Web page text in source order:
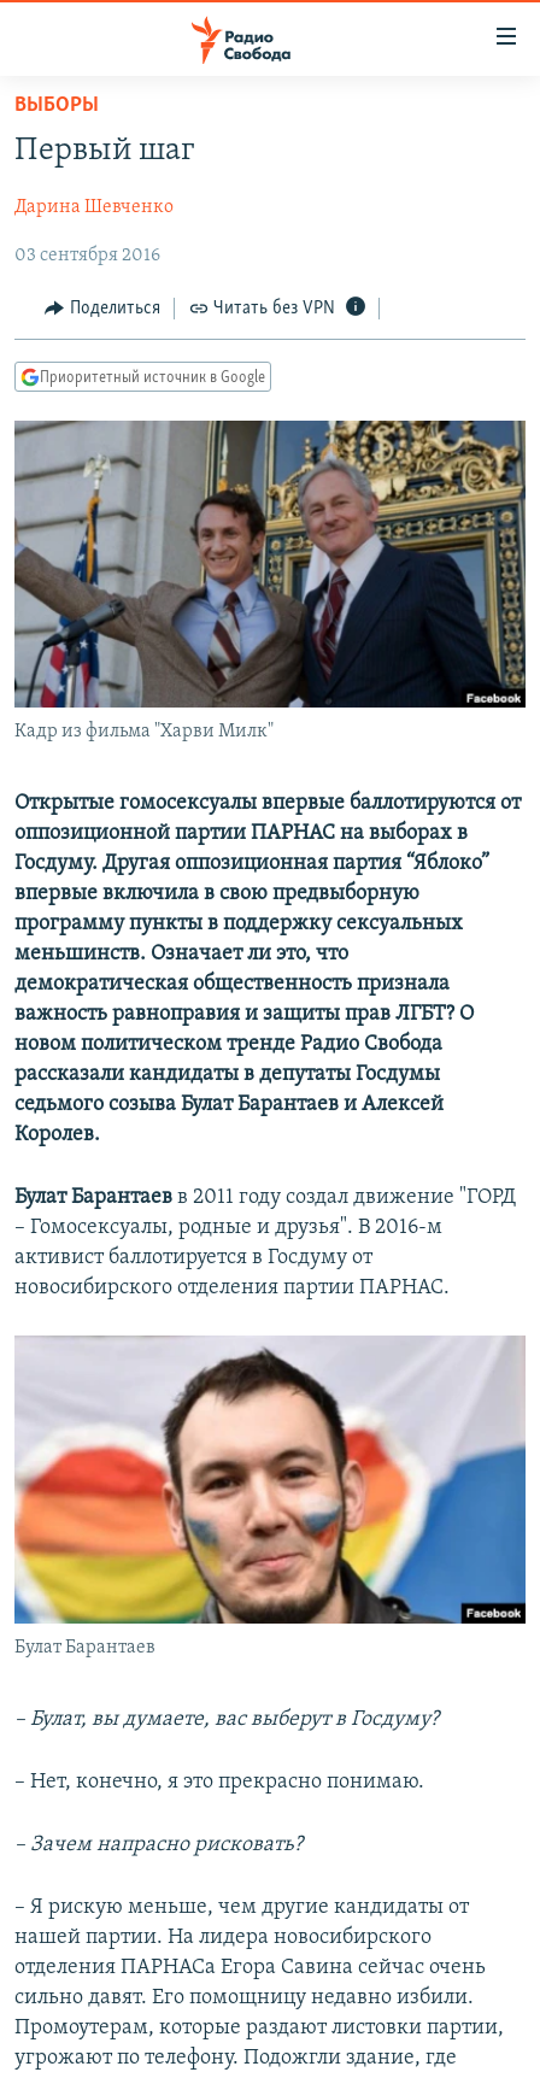
упрощенного
доступа
содержанию
Вернутся
главной
навигации
Вернутся
поиску
ПОДКАСТЫ
АВТОРСКИЕ ПРОЕКТЫ
ЦИТАТЫ СВОБОДЫ
МНЕНИЯ
КУЛЬТУРА
IDEL.РЕАЛИИ
КАВКАЗ.РЕАЛИИ
СЕВЕР.РЕАЛИИ
СИБИРЬ.РЕАЛИИ
РАСПИСАНИЕ ВЕЩАНИЯ
ПОДПИШИТЕСЬ НА РАССЫЛКУ
СОЦИАЛЬНЫЕ СЕТИ
Все сайты РСЕ/РС
ВЫБОРЫ
Первый шаг
Дарина Шевченко
03 сентября 2016
Поделиться Читать без VPN
Приоритетный источник в Google
Кадр из фильма "Харви Милк"
Открытые гомосексуалы впервые баллотируются от
оппозиционной партии ПАРНАС на выборах в
Госдуму. Другая оппозиционная партия “Яблоко”
впервые включила в свою предвыборную
программу пункты в поддержку сексуальных
меньшинств. Означает ли это, что
демократическая общественность признала
важность равноправия и защиты прав ЛГБТ? О
новом политическом тренде Радио Свобода
рассказали кандидаты в депутаты Госдумы
седьмого созыва Булат Барантаев и Алексей
Королев.
Булат Барантаев в 2011 году создал движение "ГОРД
– Гомосексуалы, родные и друзья". В 2016-м
активист баллотируется в Госдуму от
новосибирского отделения партии ПАРНАС.
Булат Барантаев
– Булат, вы думаете, вас выберут в Госдуму?
– Нет, конечно, я это прекрасно понимаю.
– Зачем напрасно рисковать?
– Я рискую меньше, чем другие кандидаты от
нашей партии. На лидера новосибирского
отделения ПАРНАСа Егора Савина сейчас очень
сильно давят. Его помощницу недавно избили.
Промоутерам, которые раздают листовки партии,
угрожают по телефону. Подожгли здание, где